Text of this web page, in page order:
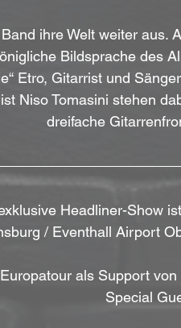
ihre Welt weiter aus.
Bildsprache des
Etro, Gitarrist und
Niso Tomasini stehen
dreifache
Headliner-Show
/ Eventhall Airport
als Support
Special